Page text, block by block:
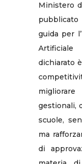
Ministero
guida per
Artificiale
dichiarato
gestionali,
scuole,
ma
di